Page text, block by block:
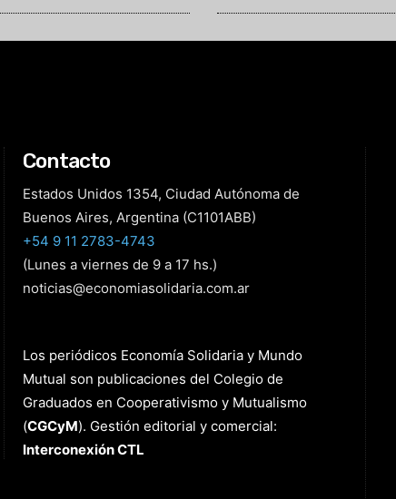
Contacto
Estados Unidos 1354, Ciudad Autónoma de
Buenos Aires, Argentina (C1101ABB)
+54 9 11 2783-4743
(Lunes a viernes de 9 a 17 hs.)
noticias@economiasolidaria.com.ar
Los periódicos Economía Solidaria y Mundo
Mutual son publicaciones del Colegio de
Graduados en Cooperativismo y Mutualismo
(CGCyM). Gestión editorial y comercial:
Interconexión CTL